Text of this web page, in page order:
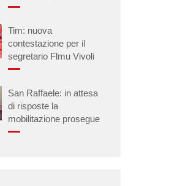
Tim: nuova
contestazione per il
segretario Flmu Vivoli
San Raffaele: in attesa
di risposte la
mobilitazione prosegue